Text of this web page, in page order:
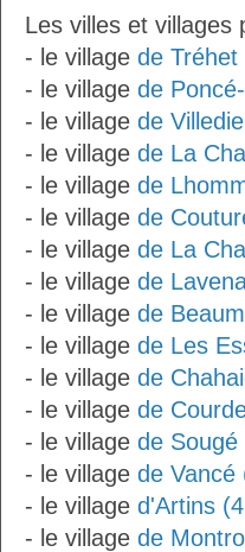
Les villes et villages
- le village de Tréhet
- le village de
- le village de
- le village de La
- le village de
- le village de
- le village de La
- le village de
- le village de
- le village de Les
- le village de
- le village de
- le village de Sougé
- le village de Vancé
- le village d'Artins
- le village de